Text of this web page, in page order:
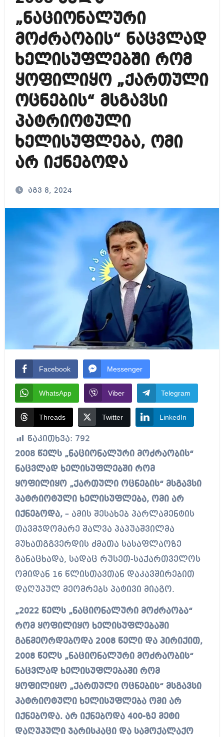
„ნაციონალური
მოძრაობის“ ნაცვლად
ხელისუფლებში რომ
ყოფილიყო „ქართული
ოცნების“ მსგავსი
პატრიოტული
ხელისუფლება, ომი
არ იქნებოდა
აგვ 8, 2024
Facebook Messenger
WhatsApp Viber Telegram
Threads Twitter LinkedIn
წაკითხვა: 792
2008 წელს „ნაციონალური მოძრაობის“
ნაცვლად ხელისუფლებში რომ
ყოფილიყო „ქართული ოცნების“ მსგავსი
პატრიოტული ხელისუფლება, ომი არ
იქნებოდა,– ამის შესახებ პარლამენტის
თავმჯდომარე შალვა პაპუაშვილმა
მუხათგგვერდის ძმათა სასაფლაოზე
განაცხადა, სადაც რუსეთ-საქართველოს
ომიდან 16 წლისთავთან დაკავშირებით
დაღუპულ მეომრებს პატივი მიაგო.
„2022 წელს „ნაციონალური მოძრაობა“
რომ ყოფილიყო ხელისუფლებაში
განმეორდებოდა 2008 წელი და პირიქით,
2008 წელს „ნაციონალური მოძრაობის“
ნაცვლად ხელისუფლებაში რომ
ყოფილიყო „ქართული ოცნების“ მსგავსი
პატრიოტული ხელისუფლება ომი არ
იქნებოდა. არ იქნებოდა 400-ზე მეტი
დაღუპული ჯარისკაცი და სამოქალაქო